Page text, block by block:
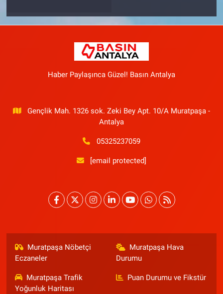
Haber Paylaşınca Güzel! Basın Antalya
Gençlik Mah. 1326 sok. Zeki Bey Apt. 10/A Muratpaşa -
Antalya
05325237059
[email protected]
Muratpaşa Nöbetçi
Eczaneler
Muratpaşa Hava
Durumu
Muratpaşa Trafik
Yoğunluk Haritası
Puan Durumu ve Fikstür